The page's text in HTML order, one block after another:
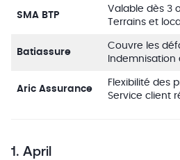
SMA BTP
Valable dès 3
Terrains et
Batiassure
Couvre les
Aric Assurance
Flexibilité des
Service client
1. April